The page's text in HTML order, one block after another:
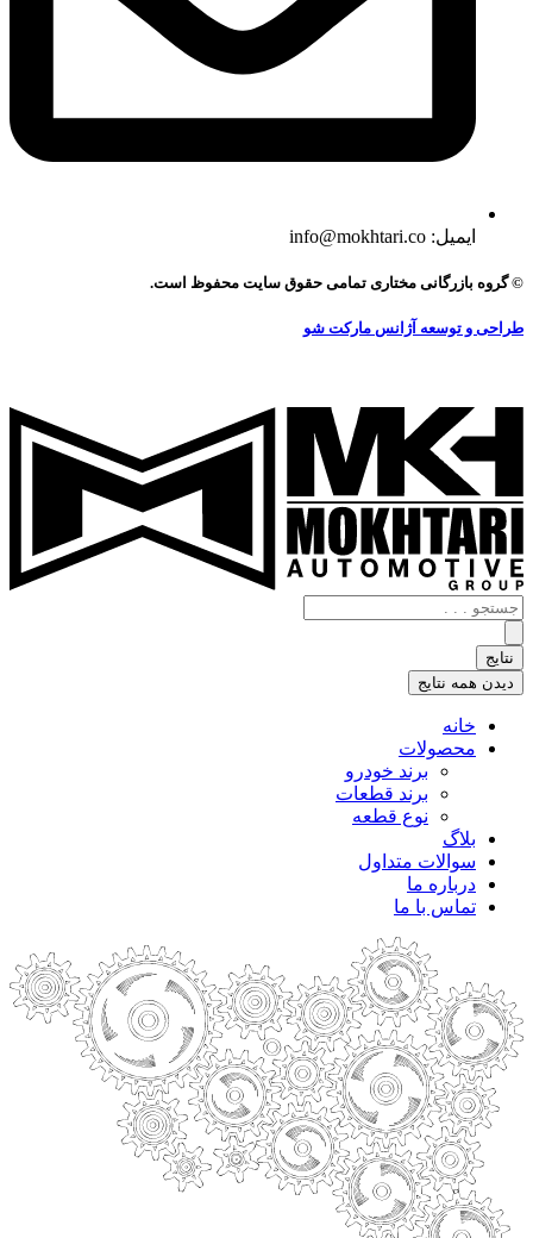
ایمیل: info@mokhtari.co
© گروه بازرگانی مختاری تمامی حقوق سایت محفوظ است.
طراحی و توسعه آژانس مارکت شو
جستجو
.
.
.
نتایج
دیدن همه نتایج
خانه
محصولات
برند خودرو
برند قطعات
نوع قطعه
بلاگ
سوالات متداول
درباره ما
تماس با ما